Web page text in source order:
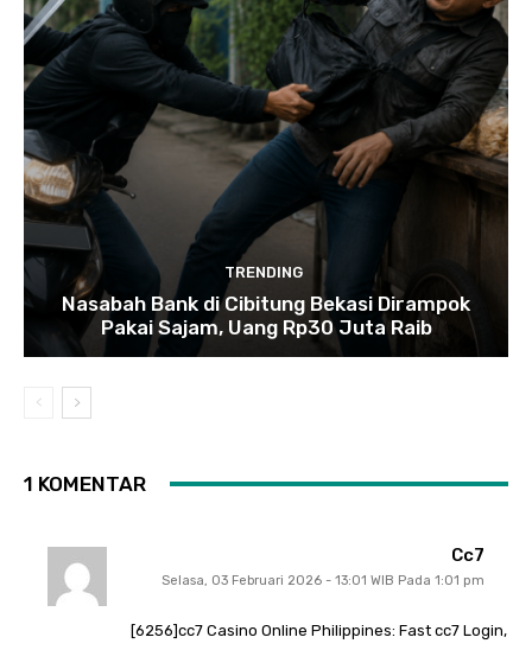
TRENDING
Nasabah Bank di Cibitung Bekasi Dirampok
Pakai Sajam, Uang Rp30 Juta Raib
1 KOMENTAR
Cc7
Selasa, 03 Februari 2026 - 13:01 WIB Pada 1:01 pm
[6256]cc7 Casino Online Philippines: Fast cc7 Login,